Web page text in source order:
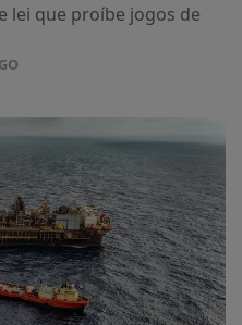
lei que proíbe jogos de